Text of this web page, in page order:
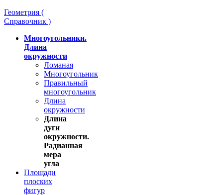
Геометрия (
Справочник )
Многоугольники.
Длина
окружности
Ломаная
Многоугольник
Правильный
многоугольник
Длина
окружности
Длина
дуги
окружности.
Радианная
мера
угла
Площади
плоских
фигур